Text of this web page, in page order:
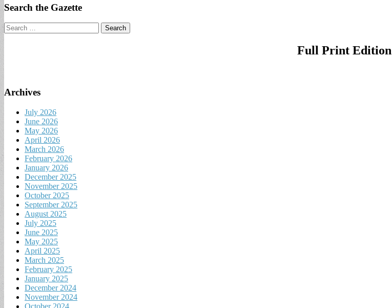
Search the Gazette
Search
for:
Full Print Edition
Archives
July 2026
June 2026
May 2026
April 2026
March 2026
February 2026
January 2026
December 2025
November 2025
October 2025
September 2025
August 2025
July 2025
June 2025
May 2025
April 2025
March 2025
February 2025
January 2025
December 2024
November 2024
October 2024